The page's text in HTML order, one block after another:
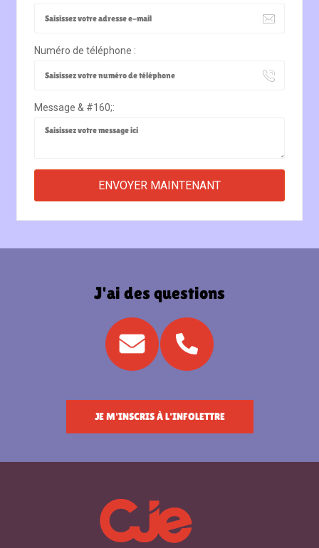
Numéro de téléphone :
Message & #160;:
J'ai des questions
JE M'INSCRIS À L'INFOLETTRE